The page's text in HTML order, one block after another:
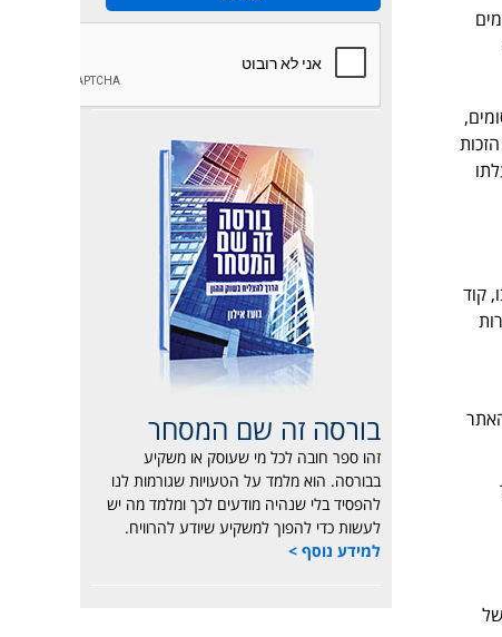
לעצמה הזכות
קוד
1 השקעות וניירות
בורסה זה שם המסחר
זהו ספר חובה לכל מי שעוסק או משקיע
בבורסה. הוא מלמד על הטעויות שגורמות לנו
להפסיד בלי שנהיה מודעים לכך ומלמד מה יש
לעשות כדי להפוך למשקיע שיודע להרוויח.
למידע נוסף >